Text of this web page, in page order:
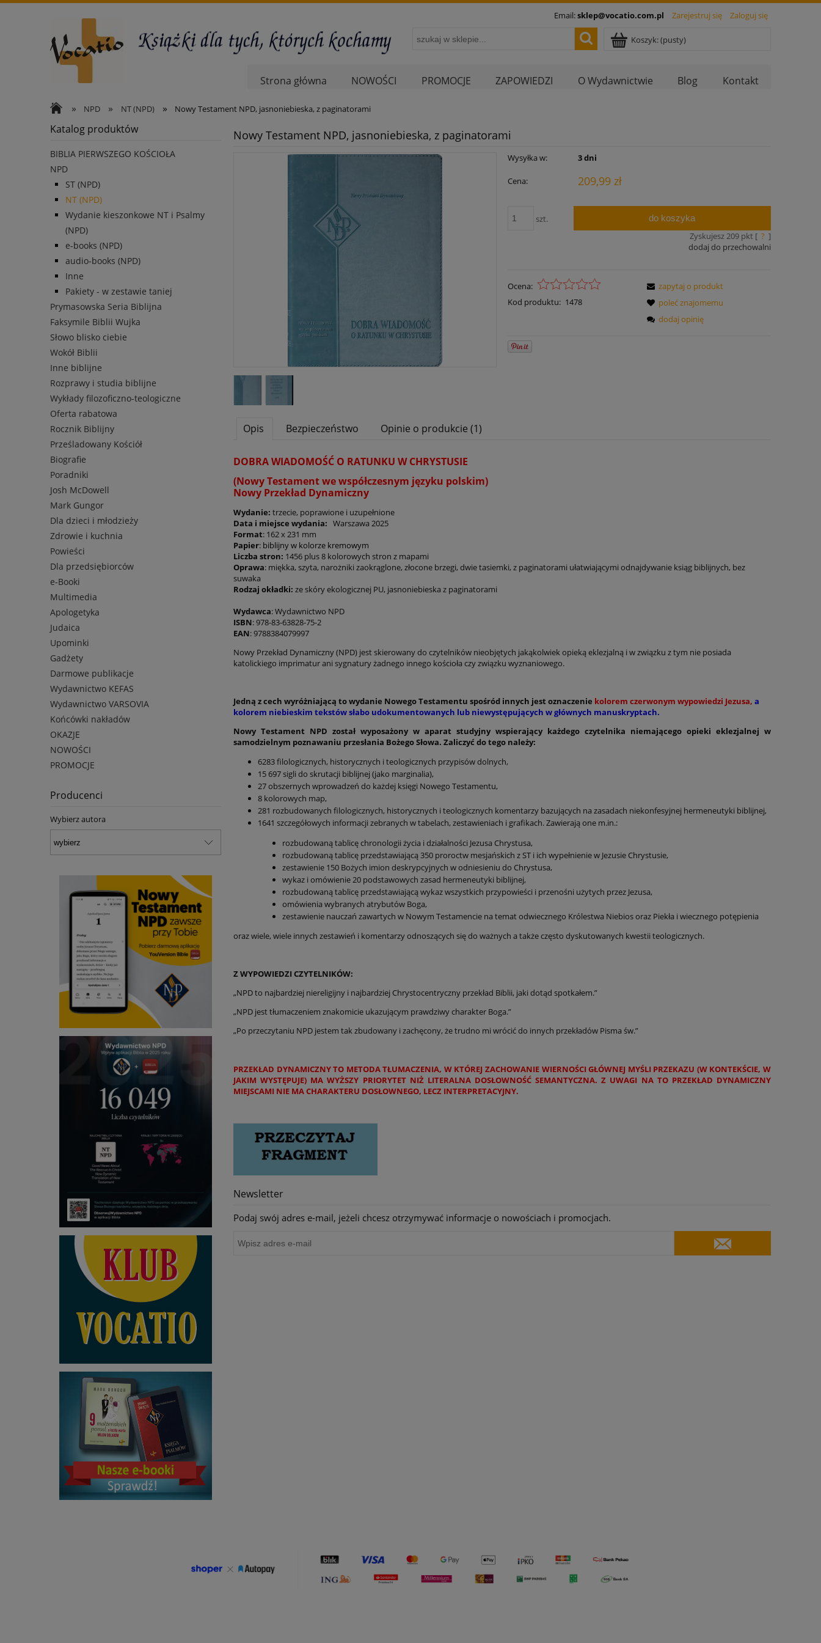
Email:sklep@vocatio.com.pl Zarejestruj się Zaloguj się
Koszyk:(pusty)
Strona główna NOWOŚCI PROMOCJE ZAPOWIEDZI O Wydawnictwie Blog Kontakt
» NPD » NT (NPD) » Nowy Testament NPD, jasnoniebieska, z paginatorami
Katalog produktów
BIBLIA PIERWSZEGO KOŚCIOŁA
NPD
ST (NPD)
NT (NPD)
Wydanie kieszonkowe NT i Psalmy
(NPD)
e-books (NPD)
audio-books (NPD)
Inne
Pakiety - w zestawie taniej
Prymasowska Seria Biblijna
Faksymile Biblii Wujka
Słowo blisko ciebie
Wokół Biblii
Inne biblijne
Rozprawy i studia biblijne
Wykłady filozoficzno-teologiczne
Oferta rabatowa
Rocznik Biblijny
Prześladowany Kościół
Biografie
Poradniki
Josh McDowell
Mark Gungor
Dla dzieci i młodzieży
Zdrowie i kuchnia
Powieści
Dla przedsiębiorców
e-Booki
Multimedia
Apologetyka
Judaica
Upominki
Gadżety
Darmowe publikacje
Wydawnictwo KEFAS
Wydawnictwo VARSOVIA
Końcówki nakładów
OKAZJE
NOWOŚCI
PROMOCJE
Producenci
Wybierz autora
Nowy Testament NPD, jasnoniebieska, z paginatorami
Wysyłka w: 3 dni
Cena: 209,99 zł
szt. do koszyka
Zyskujesz209pkt [ ? ]
dodaj do przechowalni
Ocena:
Kod produktu: 1478
zapytaj o produkt
poleć znajomemu
dodaj opinię
Opis Bezpieczeństwo Opinie o produkcie (1)
DOBRA WIADOMOŚĆ O RATUNKU W CHRYSTUSIE
(Nowy Testament we współczesnym języku polskim)
Nowy Przekład Dynamiczny
Wydanie: trzecie, poprawione i uzupełnione
Data i miejsce wydania: Warszawa 2025
Format: 162 x 231 mm
Papier: biblijny w kolorze kremowym
Liczba stron: 1456 plus 8 kolorowych stron z mapami
Oprawa: miękka, szyta, narożniki zaokrąglone, złocone brzegi, dwie tasiemki, z paginatorami ułatwiającymi odnajdywanie ksiąg biblijnych, bez
suwaka
Rodzaj okładki: ze skóry ekologicznej PU, jasnoniebieska z paginatorami
Wydawca: Wydawnictwo NPD
ISBN: 978-83-63828-75-2
EAN: 9788384079997
Nowy Przekład Dynamiczny (NPD) jest skierowany do czytelników nieobjętych jakąkolwiek opieką eklezjalną i w związku z tym nie posiada
katolickiego imprimatur ani sygnatury żadnego innego kościoła czy związku wyznaniowego.
Jedną z cech wyróżniającą to wydanie Nowego Testamentu spośród innych jest oznaczenie kolorem czerwonym wypowiedzi Jezusa, a
kolorem niebieskim tekstów słabo udokumentowanych lub niewystępujących w głównych manuskryptach.
Nowy Testament NPD został wyposażony w aparat studyjny wspierający każdego czytelnika niemającego opieki eklezjalnej w
samodzielnym poznawaniu przesłania Bożego Słowa. Zaliczyć do tego należy:
6283 filologicznych, historycznych i teologicznych przypisów dolnych,
15 697 sigli do skrutacji biblijnej (jako marginalia),
27 obszernych wprowadzeń do każdej księgi Nowego Testamentu,
8 kolorowych map,
281 rozbudowanych filologicznych, historycznych i teologicznych komentarzy bazujących na zasadach niekonfesyjnej hermeneutyki biblijnej,
1641 szczegółowych informacji zebranych w tabelach, zestawieniach i grafikach. Zawierają one m.in.:
rozbudowaną tablicę chronologii życia i działalności Jezusa Chrystusa,
rozbudowaną tablicę przedstawiającą 350 proroctw mesjańskich z ST i ich wypełnienie w Jezusie Chrystusie,
zestawienie 150 Bożych imion deskrypcyjnych w odniesieniu do Chrystusa,
wykaz i omówienie 20 podstawowych zasad hermeneutyki biblijnej,
rozbudowaną tablicę przedstawiającą wykaz wszystkich przypowieści i przenośni użytych przez Jezusa,
omówienia wybranych atrybutów Boga,
zestawienie nauczań zawartych w Nowym Testamencie na temat odwiecznego Królestwa Niebios oraz Piekła i wiecznego potępienia
oraz wiele, wiele innych zestawień i komentarzy odnoszących się do ważnych a także często dyskutowanych kwestii teologicznych.
Z WYPOWIEDZI CZYTELNIKÓW:
„NPD to najbardziej niereligijny i najbardziej Chrystocentryczny przekład Biblii, jaki dotąd spotkałem.”
„NPD jest tłumaczeniem znakomicie ukazującym prawdziwy charakter Boga.”
„Po przeczytaniu NPD jestem tak zbudowany i zachęcony, że trudno mi wrócić do innych przekładów Pisma św.”
PRZEKŁAD DYNAMICZNY TO METODA TŁUMACZENIA, W KTÓREJ ZACHOWANIE WIERNOŚCI GŁÓWNEJ MYŚLI PRZEKAZU (W KONTEKŚCIE, W
JAKIM WYSTĘPUJE) MA WYŻSZY PRIORYTET NIŻ LITERALNA DOSŁOWNOŚĆ SEMANTYCZNA. Z UWAGI NA TO PRZEKŁAD DYNAMICZNY
MIEJSCAMI NIE MA CHARAKTERU DOSŁOWNEGO, LECZ INTERPRETACYJNY.
Newsletter
Podaj swój adres e-mail, jeżeli chcesz otrzymywać informacje o nowościach i promocjach.